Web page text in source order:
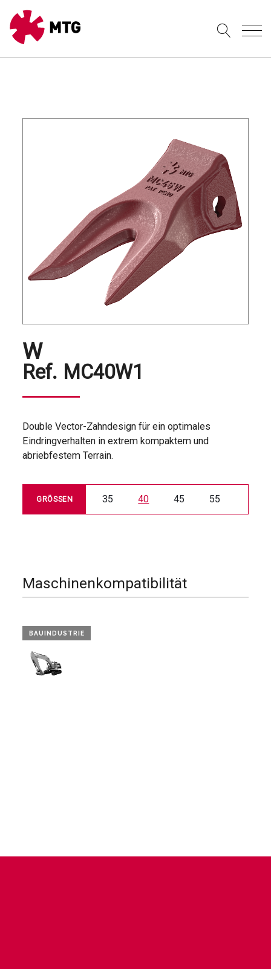
W
Ref. MC40W1
Double Vector-Zahndesign für ein optimales
Eindringverhalten in extrem kompaktem und
abriebfestem Terrain.
GRÖSSEN 35 40 45 55
Maschinenkompatibilität
BAUINDUSTRIE